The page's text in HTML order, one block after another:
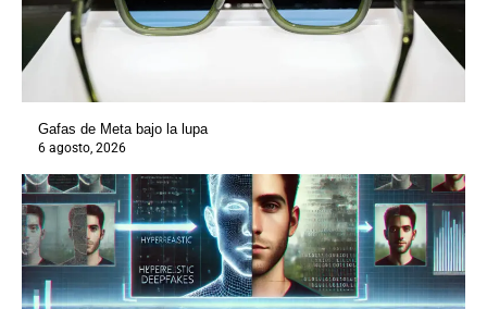
Gafas de Meta bajo la lupa
6 agosto, 2026